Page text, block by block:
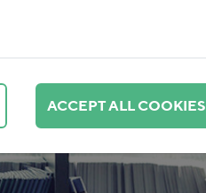
ACCEPT ALL COOKIES